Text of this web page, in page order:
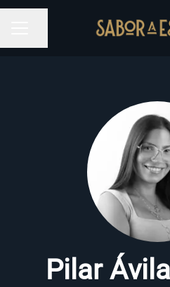
MENÚ DE EMPLEO
Compartir página
Pilar